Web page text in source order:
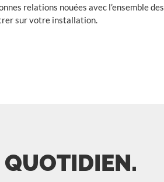
relations nouées avec l’ensemble des
sur votre installation.
QUOTIDIEN.